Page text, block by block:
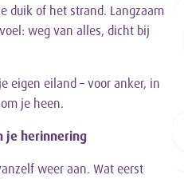
duik of het strand. Langzaam
weg van alles, dicht bij
eigen eiland – voor anker, in
je heen.
je herinnering
weer aan. Wat eerst